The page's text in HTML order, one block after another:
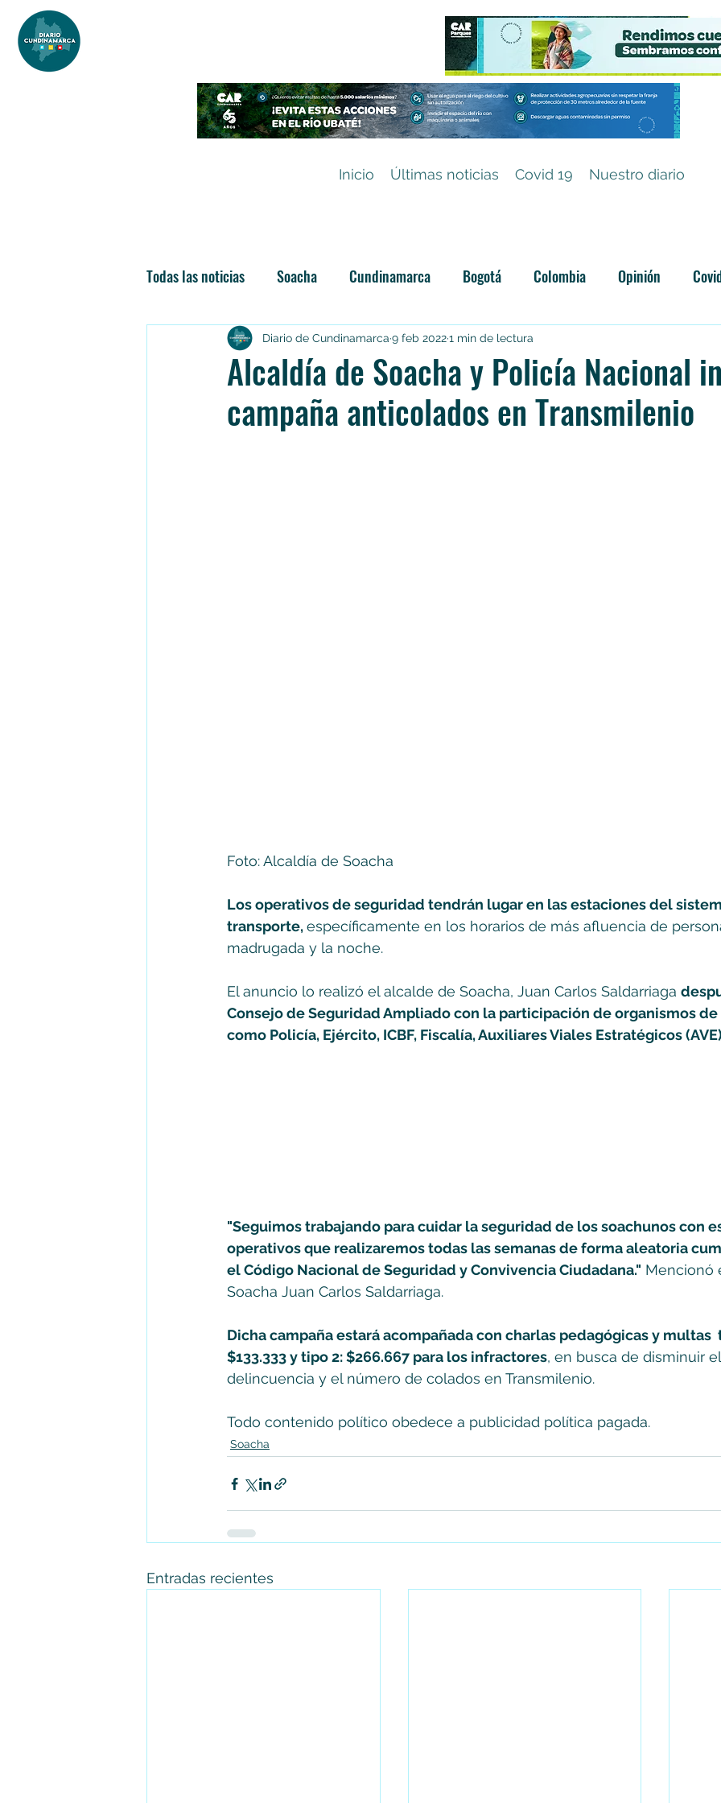
Inicio Últimas noticias Covid 19 Nuestro diario
Todas las noticias Soacha Cundinamarca Bogotá Colombia Opinión
Las nuevas soachunidades Categoría sin título
Alcaldía de Soacha y Policía Nacional
campaña anticolados en Transmilenio
Diario de Cundinamarca 9 feb 20221 min de lectura
Foto: Alcaldía de Soacha
Los operativos de seguridad tendrán lugar en las estaciones del
transporte, específicamente en los horarios de más afluencia de
madrugada y la noche.
El anuncio lo realizó el alcalde de Soacha, Juan Carlos Saldarriaga
Consejo de Seguridad Ampliado con la participación de organismos
como Policía, Ejército, ICBF, Fiscalía, Auxiliares Viales Estratégicos
"Seguimos trabajando para cuidar la seguridad de los soachunos con
operativos que realizaremos todas las semanas de forma aleatoria
el Código Nacional de Seguridad y Convivencia Ciudadana." Mencionó
Soacha Juan Carlos Saldarriaga.
Dicha campaña estará acompañada con charlas pedagógicas y multas
$133.333 y tipo 2: $266.667 para los infractores, en busca de disminuir
delincuencia y el número de colados en Transmilenio.
Todo contenido político obedece a publicidad política pagada.
Soacha
Entradas recientes